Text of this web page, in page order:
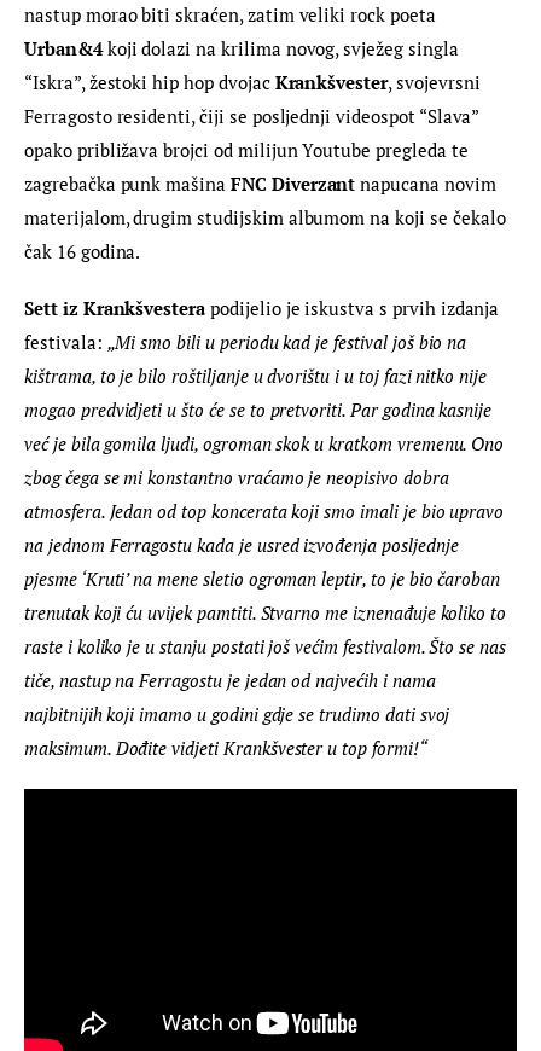
nastup morao biti skraćen, zatim veliki rock poeta
Urban&4 koji dolazi na krilima novog, svježeg singla
“Iskra”, žestoki hip hop dvojac Krankšvester, svojevrsni
Ferragosto residenti, čiji se posljednji videospot “Slava”
opako približava brojci od milijun Youtube pregleda te
zagrebačka punk mašina FNC Diverzant napucana novim
materijalom, drugim studijskim albumom na koji se čekalo
čak 16 godina.
Sett iz Krankšvestera podijelio je iskustva s prvih izdanja
festivala: „Mi smo bili u periodu kad je festival još bio na
kištrama, to je bilo roštiljanje u dvorištu i u toj fazi nitko nije
mogao predvidjeti u što će se to pretvoriti. Par godina kasnije
već je bila gomila ljudi, ogroman skok u kratkom vremenu. Ono
zbog čega se mi konstantno vraćamo je neopisivo dobra
atmosfera. Jedan od top koncerata koji smo imali je bio upravo
na jednom Ferragostu kada je usred izvođenja posljednje
pjesme ‘Kruti’ na mene sletio ogroman leptir, to je bio čaroban
trenutak koji ću uvijek pamtiti. Stvarno me iznenađuje koliko to
raste i koliko je u stanju postati još većim festivalom. Što se nas
tiče, nastup na Ferragostu je jedan od najvećih i nama
najbitnijih koji imamo u godini gdje se trudimo dati svoj
maksimum. Dođite vidjeti Krankšvester u top formi!“